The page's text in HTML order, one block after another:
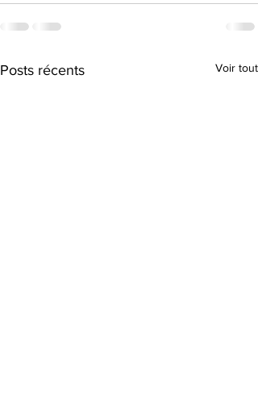
Posts récents Voir tout